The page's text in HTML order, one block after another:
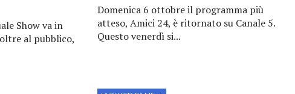
Show va in
al pubblico,
Domenica 6 ottobre il programma più
atteso, Amici 24, è ritornato su Canale 5.
Questo venerdì si...